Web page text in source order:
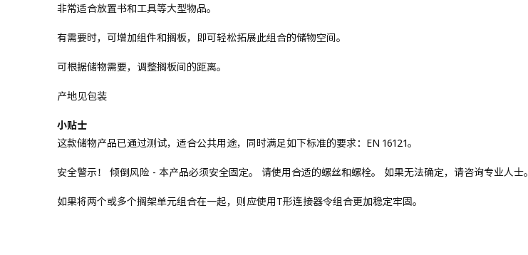
非常适合放置书和工具等大型物品。
有需要时，可增加组件和搁板，即可轻松拓展此组合的储物空间。
可根据储物需要，调整搁板间的距离。
产地见包装
小贴士
这款储物产品已通过测试，适合公共用途，同时满足如下标准的要求：EN 16121。
安全警示！ 倾倒风险 - 本产品必须安全固定。 请使用合适的螺丝和螺栓。 如果无法确定，请咨询专业人士。
如果将两个或多个搁架单元组合在一起，则应使用T形连接器令组合更加稳定牢固。